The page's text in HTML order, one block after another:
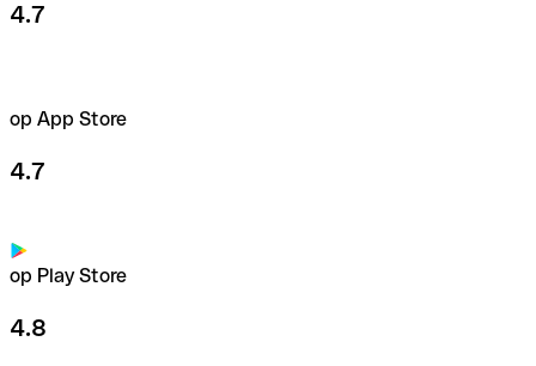
4.7
op App Store
4.7
op Play Store
4.8